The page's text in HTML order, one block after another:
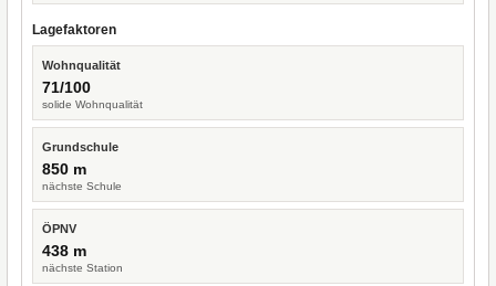
Lagefaktoren
Wohnqualität
71/100
solide Wohnqualität
Grundschule
850 m
nächste Schule
ÖPNV
438 m
nächste Station